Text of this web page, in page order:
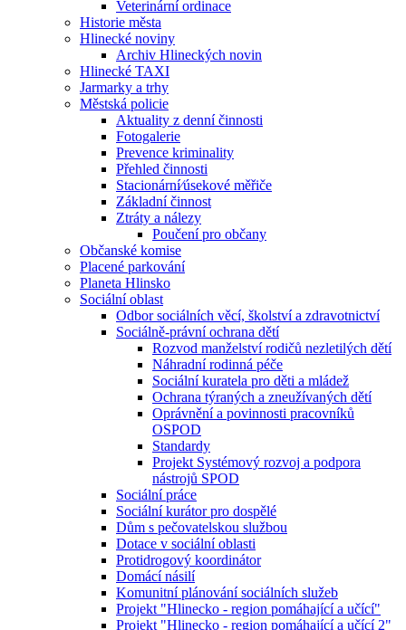
Veterinární ordinace
Historie města
Hlinecké noviny
Archiv Hlineckých novin
Hlinecké TAXI
Jarmarky a trhy
Městská policie
Aktuality z denní činnosti
Fotogalerie
Prevence kriminality
Přehled činnosti
Stacionární⁄úsekové měřiče
Základní činnost
Ztráty a nálezy
Poučení pro občany
Občanské komise
Placené parkování
Planeta Hlinsko
Sociální oblast
Odbor sociálních věcí, školství a zdravotnictví
Sociálně-právní ochrana dětí
Rozvod manželství rodičů nezletilých dětí
Náhradní rodinná péče
Sociální kuratela pro děti a mládež
Ochrana týraných a zneužívaných dětí
Oprávnění a povinnosti pracovníků
OSPOD
Standardy
Projekt Systémový rozvoj a podpora
nástrojů SPOD
Sociální práce
Sociální kurátor pro dospělé
Dům s pečovatelskou službou
Dotace v sociální oblasti
Protidrogový koordinátor
Domácí násilí
Komunitní plánování sociálních služeb
Projekt "Hlinecko - region pomáhající a učící"
Projekt "Hlinecko - region pomáhající a učící 2"